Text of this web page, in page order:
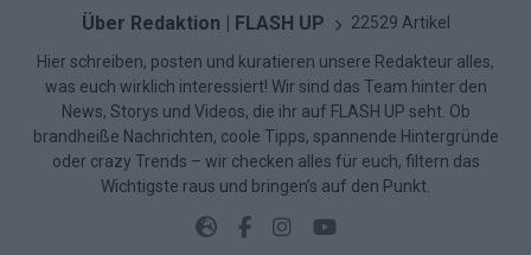
Über Redaktion | FLASH UP 22529 Artikel
Hier schreiben, posten und kuratieren unsere Redakteur alles,
was euch wirklich interessiert! Wir sind das Team hinter den
News, Storys und Videos, die ihr auf FLASH UP seht. Ob
brandheiße Nachrichten, coole Tipps, spannende Hintergründe
oder crazy Trends – wir checken alles für euch, filtern das
Wichtigste raus und bringen’s auf den Punkt.